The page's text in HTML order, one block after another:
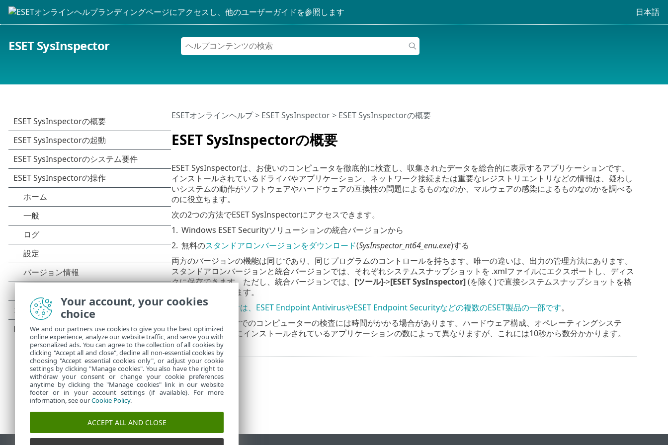
日本語
ESET SysInspector
ESET SysInspectorの概要
ESETオンラインヘルプ> ESET SysInspector> ESET SysInspectorの概要
ESET SysInspectorは、お使いのコンピュータを徹底的に検査し、収集されたデータを総合的に表示するアプリケーションです。
インストールされているドライバやアプリケーション、ネットワーク接続または重要なレジストリエントリなどの情報は、疑わし
いシステムの動作がソフトウェアやハードウェアの互換性の問題によるものなのか、マルウェアの感染によるものなのかを調べる
のに役立ちます。
次の2つの方法でESET SysInspectorにアクセスできます。
1. Windows ESET Securityソリューションの統合バージョンから
2. 無料のスタンドアロンバージョンをダウンロード(SysInspector_nt64_enu.exe)する
両方のバージョンの機能は同じであり、同じプログラムのコントロールを持ちます。唯一の違いは、出力の管理方法にあります。
スタンドアロンバージョンと統合バージョンでは、それぞれシステムスナップショットを .xmlファイルにエクスポートし、ディス
クに保存できます。ただし、統合バージョンでは、 [ツール]->[ESET SysInspector](を除く)で直接システムスナップショットを格
納することができます。
ESET SysInspectorは、ESET Endpoint AntivirusやESET Endpoint Securityなどの複数のESET製品の一部です。
ESET SysInspectorでのコンピューターの検査には時間がかかる場合があります。ハードウェア構成、オペレーティングシステ
ム、コンピュータにインストールされているアプリケーションの数によって異なりますが、これには10秒から数分かかります。
Your account, your cookies
choice
We and our partners use cookies to give you the best optimized
online experience, analyze our website traffic, and serve you with
personalized ads. You can agree to the collection of all cookies by
clicking "Accept all and close", decline all non-essential cookies by
choosing "Accept essential cookies only", or adjust your cookie
settings by clicking "Manage cookies". You also have the right to
withdraw your consent or change your cookie preferences
anytime by clicking the "Manage cookies" link in our website
footer or in your account settings (if available). For more
information, see ourCookie Policy.
ACCEPT ALL AND CLOSE